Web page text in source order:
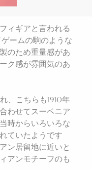
ィギアと言われる
ームの駒のような
のため重量感があ
ク感が雰囲気のあ
、こちらも1910年
わせてスーベニア
時からいろいろな
ていたようです
ン居留地に近いと
アンモチーフのも